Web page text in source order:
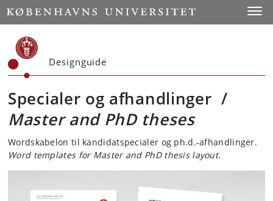
Start
Designguide
Specialer og afhandlinger /
Master and PhD theses
Wordskabelon til kandidatspecialer og ph.d.-afhandlinger.
Word templates for Master and PhD thesis layout.